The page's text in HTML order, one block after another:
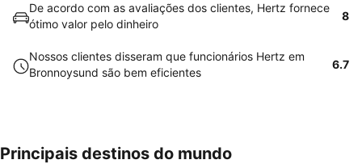
De acordo com as avaliações dos clientes, Hertz fornece
ótimo valor pelo dinheiro
8
Nossos clientes disseram que funcionários Hertz em
Bronnoysund são bem eficientes
6.7
Principais destinos do mundo